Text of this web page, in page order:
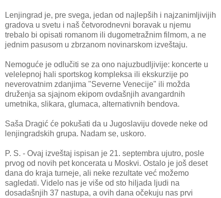
Lenjingrad je, pre svega, jedan od najlepših i najzanimljivijih
gradova u svetu i naš četvorodnevni boravak u njemu
trebalo bi opisati romanom ili dugometražnim filmom, a ne
jednim pasusom u zbrzanom novinarskom izveštaju.
Nemoguće je odlučiti se za ono najuzbudljivije: koncerte u
velelepnoj hali sportskog kompleksa ili ekskurzije po
neverovatnim zdanjima "Severne Venecije" ili možda
druženja sa sjajnom ekipom ovdašnjih avangardnih
umetnika, slikara, glumaca, alternativnih bendova.
Saša Dragić će pokušati da u Jugoslaviju dovede neke od
lenjingradskih grupa. Nadam se, uskoro.
P. S. - Ovaj izveštaj ispisan je 21. septembra ujutro, posle
prvog od novih pet koncerata u Moskvi. Ostalo je još deset
dana do kraja turneje, ali neke rezultate već možemo
sagledati. Videlo nas je više od sto hiljada ljudi na
dosadašnjih 37 nastupa, a ovih dana očekuju nas prvi